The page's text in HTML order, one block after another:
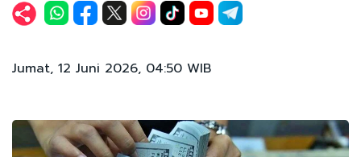
Jumat, 12 Juni 2026, 04:50 WIB